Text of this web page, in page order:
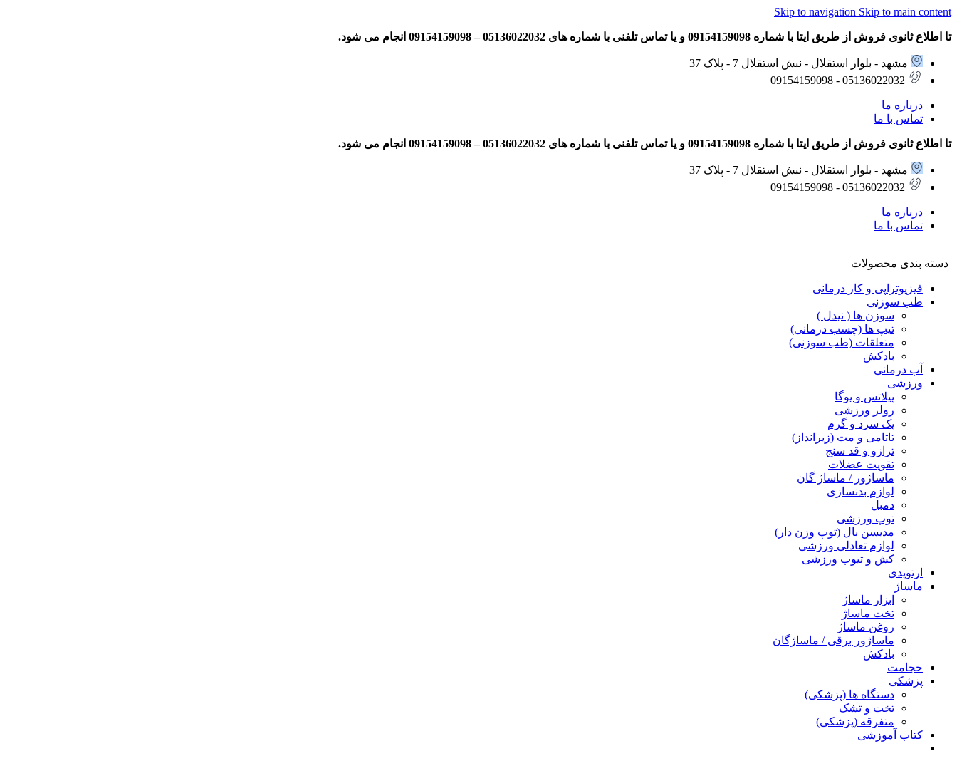
Skip to navigation Skip to main content
تا اطلاع ثانوی فروش از طریق ایتا با شماره 09154159098 و یا تماس تلفنی با شماره های 05136022032 – 09154159098 انجام می شود.
مشهد - بلوار استقلال - نبش استقلال 7 - پلاک 37
05136022032 - 09154159098
درباره ما
تماس با ما
تا اطلاع ثانوی فروش از طریق ایتا با شماره 09154159098 و یا تماس تلفنی با شماره های 05136022032 – 09154159098 انجام می شود.
مشهد - بلوار استقلال - نبش استقلال 7 - پلاک 37
05136022032 - 09154159098
درباره ما
تماس با ما
دسته بندی محصولات
فیزیوتراپی و کار درمانی
طب سوزنی
سوزن ها ( نیدل )
تیپ ها (چسب درمانی)
متعلقات (طب سوزنی)
بادکش
آب درمانی
ورزشی
پیلاتس و یوگا
رولر ورزشی
پک سرد و گرم
تاتامی و مت (زیرانداز)
ترازو و قد سنج
تقویت عضلات
ماساژور / ماساژ گان
لوازم بدنسازی
دمبل
توپ ورزشی
مدیسن بال (توپ وزن دار)
لوازم تعادلی ورزشی
کش و تیوب ورزشی
ارتوپدی
ماساژ
ابزار ماساژ
تخت ماساژ
روغن ماساژ
ماساژور برقی / ماساژگان
بادکش
حجامت
پزشکی
دستگاه ها (پزشکی)
تخت و تشک
متفرقه (پزشکی)
کتاب آموزشی